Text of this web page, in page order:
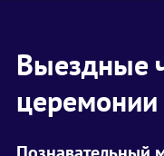
Выездные
церемонии